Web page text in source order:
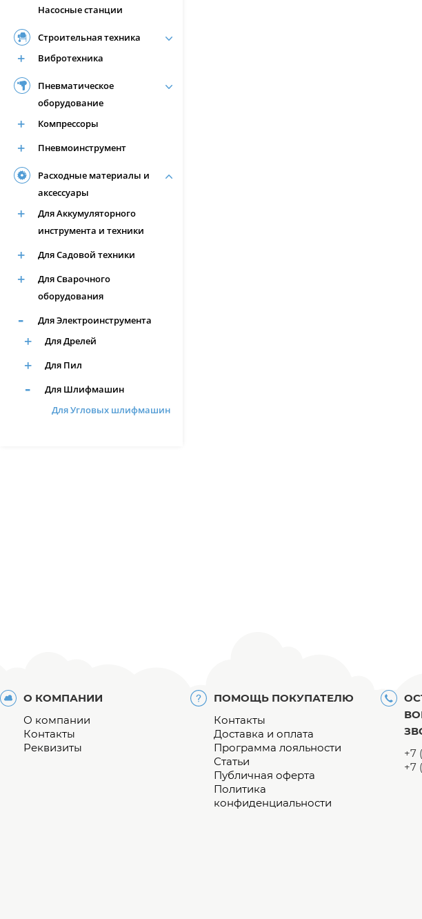
Насосные станции
Строительная техника
Вибротехника
Пневматическое
оборудование
Компрессоры
Пневмоинструмент
Расходные материалы и
аксессуары
Для Аккумуляторного
инструмента и техники
Для Садовой техники
Для Сварочного
оборудования
Для Электроинструмента
Для Дрелей
Для Пил
Для Шлифмашин
Для Угловых шлифмашин
О КОМПАНИИ
О компании
Контакты
Реквизиты
ПОМОЩЬ ПОКУПАТЕЛЮ
Контакты
Доставка и оплата
Программа лояльности
Статьи
Публичная оферта
Политика
конфиденциальности
+7
+7